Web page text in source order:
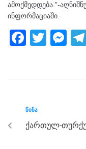
ამოქმედდება.”-
ინფორმაციაში.
F
b
o
o
T
M
g
er
ᲬᲘᲜᲐ
ქართულ-